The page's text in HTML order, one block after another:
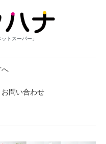
トスーパー」
へ
お問い合わせ